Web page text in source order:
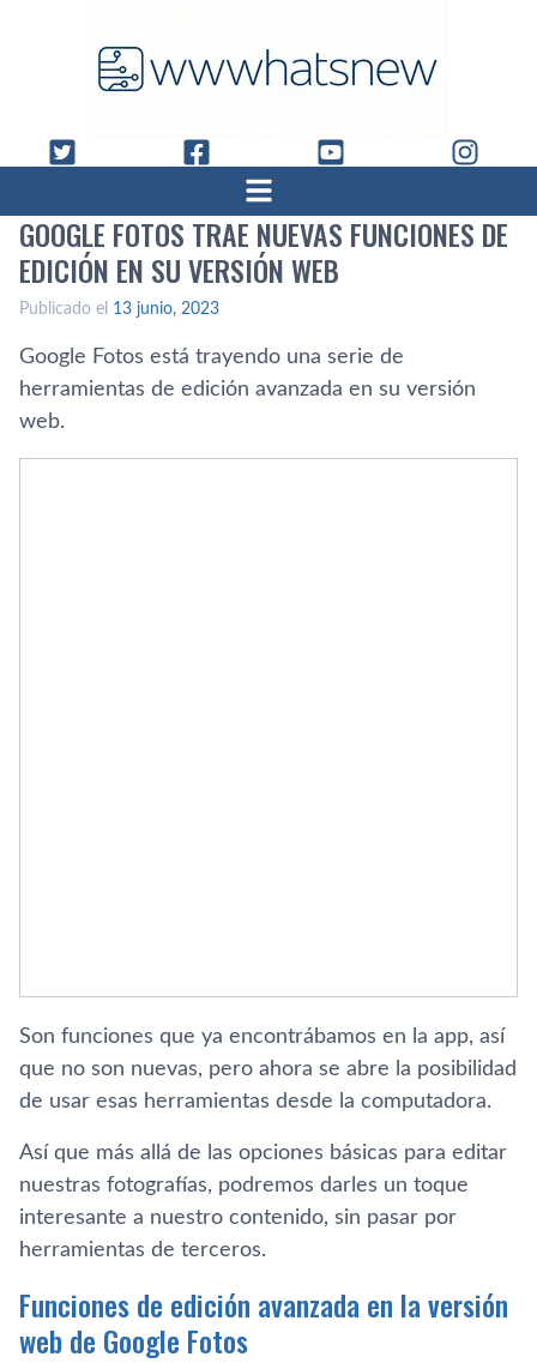
GOOGLE FOTOS TRAE NUEVAS FUNCIONES DE
EDICIÓN EN SU VERSIÓN WEB
Publicado el 13 junio, 2023
Google Fotos está trayendo una serie de
herramientas de edición avanzada en su versión
web.
Son funciones que ya encontrábamos en la app, así
que no son nuevas, pero ahora se abre la posibilidad
de usar esas herramientas desde la computadora.
Así que más allá de las opciones básicas para editar
nuestras fotografías, podremos darles un toque
interesante a nuestro contenido, sin pasar por
herramientas de terceros.
Funciones de edición avanzada en la versión
web de Google Fotos